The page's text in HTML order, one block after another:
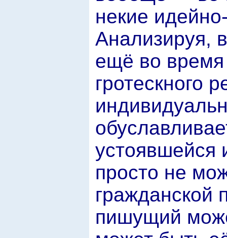
некие
Анализируя,
ещё во время
гротескного
устоявшейся
просто не
гражданской
пишущий